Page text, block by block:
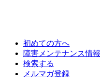
初めての方へ
障害メンテナンス情報
検索する
メルマガ登録